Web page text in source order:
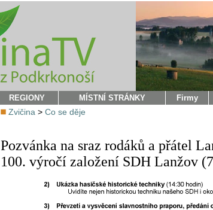
REGIONY
MÍSTNÍ STRÁNKY Firmy
Zvičina > Co se děje
Pozvánka na sraz rodáků a přátel
100. výročí založení SDH Lanžov